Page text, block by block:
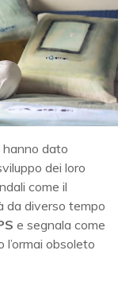
hanno dato
dei loro
come il
da diverso tempo
e segnala come
obsoleto